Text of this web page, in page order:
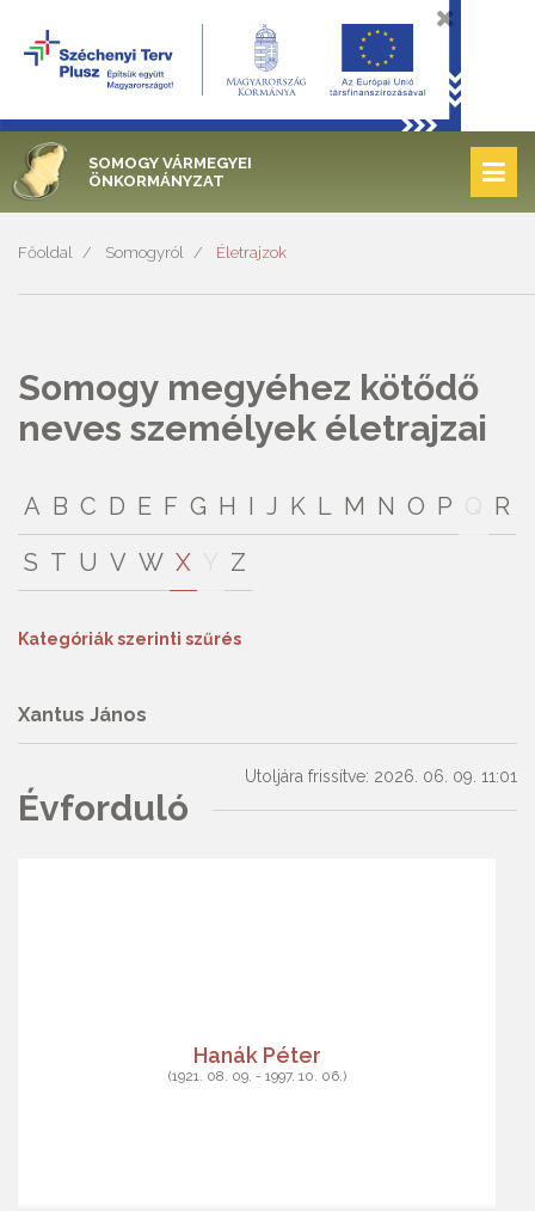
SOMOGY VÁRMEGYEI
ÖNKORMÁNYZAT
Főoldal Somogyról Életrajzok
Somogy megyéhez kötődő
neves személyek életrajzai
A B C D E F G H I J K L M N O P
R
S T U V W X Z
Kategóriák szerinti szűrés
Xantus János
Utoljára frissítve: 2026. 06. 09. 11:01
Évforduló
Hanák Péter
(1921. 08. 09. - 1997. 10. 06.)